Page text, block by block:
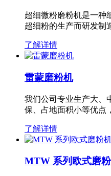
超细微粉磨粉机是一种
超细粉的生产而研发
了解详情
雷蒙磨粉机
我们公司专业生产大、
保、占地面积小等优点
了解详情
MTW 系列欧式磨